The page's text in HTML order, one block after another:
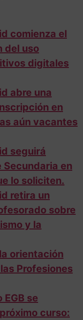
comienza el
del uso
digitales
abre una
en
aún vacantes
seguirá
Secundaria en
lo soliciten.
retira un
sobre
y la
orientación
Profesiones
se
curso: